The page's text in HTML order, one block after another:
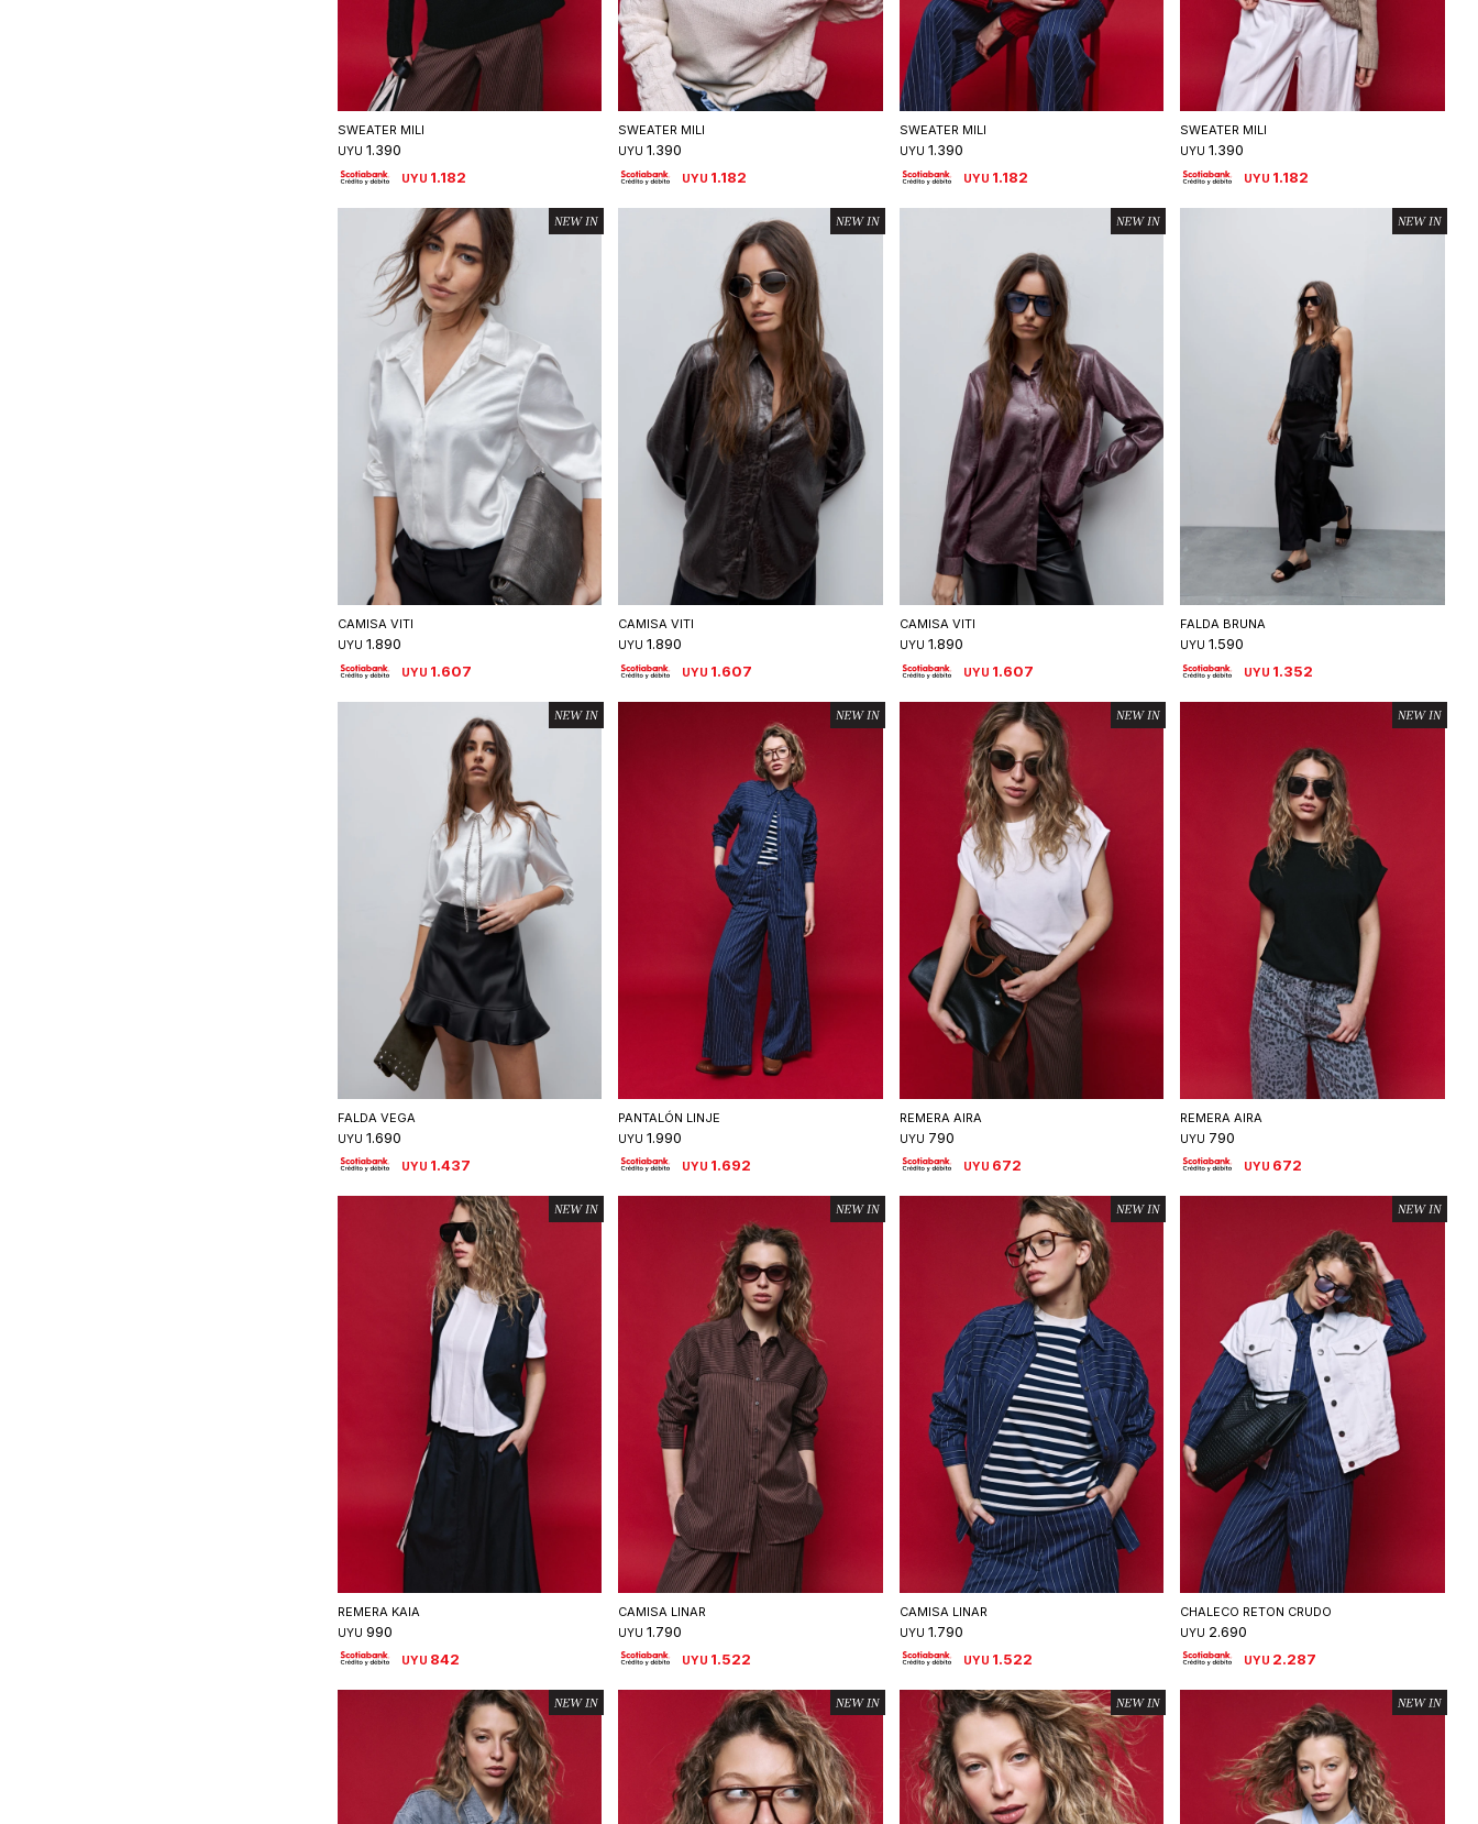
Seleccionar talle
SWEATER MILI
UYU 1.390
UYU 1.182
Seleccionar talle
SWEATER MILI
UYU 1.390
UYU 1.182
Seleccionar talle
SWEATER MILI
UYU 1.390
UYU 1.182
Seleccionar talle
SWEATER MILI
UYU 1.390
UYU 1.182
Seleccionar talle
CAMISA VITI
UYU 1.890
UYU 1.607
Seleccionar talle
CAMISA VITI
UYU 1.890
UYU 1.607
Seleccionar talle
CAMISA VITI
UYU 1.890
UYU 1.607
Seleccionar talle
FALDA BRUNA
UYU 1.590
UYU 1.352
Seleccionar talle
FALDA VEGA
UYU 1.690
UYU 1.437
Seleccionar talle
PANTALÓN LINJE
UYU 1.990
UYU 1.692
Seleccionar talle
REMERA AIRA
UYU 790
UYU 672
Seleccionar talle
REMERA AIRA
UYU 790
UYU 672
REMERA KAIA
UYU 990
UYU 842
Seleccionar talle
CAMISA LINAR
UYU 1.790
UYU 1.522
Seleccionar talle
CAMISA LINAR
UYU 1.790
UYU 1.522
Seleccionar talle
CHALECO RETON CRUDO
UYU 2.690
UYU 2.287